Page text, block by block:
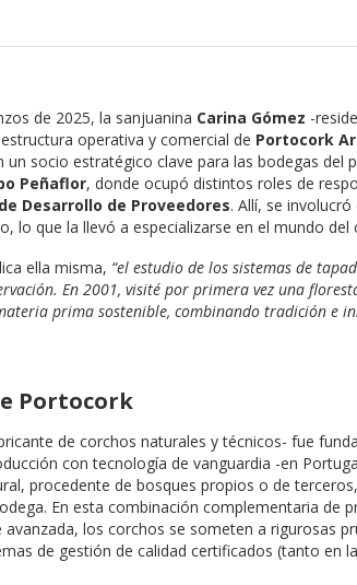
de 2025, la sanjuanina Carina Gómez -
operativa y comercial de Portocork
un socio estratégico clave para las bodegas del
Peñaflor, donde ocupó distintos roles de
Desarrollo de Proveedores. Allí, se
lo que la llevó a especializarse en el mundo del
ella misma, “el estudio de los sistemas de
En 2001, visité por primera vez una
prima sostenible, combinando tradición e
Portocork
de corchos naturales y técnicos- fue
con tecnología de vanguardia -en
procedente de bosques propios o de
En esta combinación complementaria de
avanzada, los corchos se someten a rigurosas
de gestión de calidad certificados (tanto en